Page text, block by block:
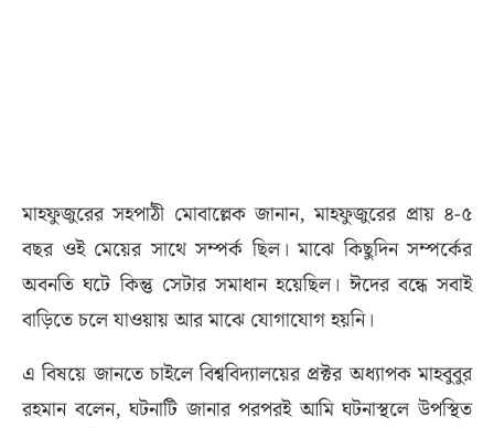
মাহফুজুরের সহপাঠী মোবাল্লেক জানান, মাহফুজুরের প্রায় ৪-৫
বছর ওই মেয়ের সাথে সম্পর্ক ছিল। মাঝে কিছুদিন সম্পর্কের
অবনতি ঘটে কিন্তু সেটার সমাধান হয়েছিল। ঈদের বন্ধে সবাই
বাড়িতে চলে যাওয়ায় আর মাঝে যোগাযোগ হয়নি।
এ বিষয়ে জানতে চাইলে বিশ্ববিদ্যালয়ের প্রক্টর অধ্যাপক মাহবুবুর
রহমান বলেন, ঘটনাটি জানার পরপরই আমি ঘটনাস্থলে উপস্থিত